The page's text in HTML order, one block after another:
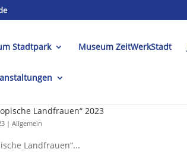
Stadtpark Museum ZeitWerkStadt
Landfrauen“ 2023
|Allgemein
Landfrauen“...